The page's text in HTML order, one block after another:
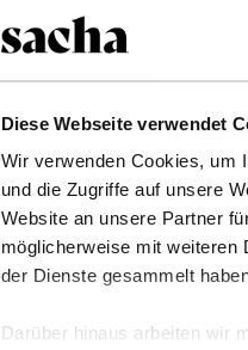
Diese Webseite verwendet
Wir verwenden Cookies, um
und die Zugriffe auf unsere
Website an unsere Partner
möglicherweise mit weiteren
der Dienste gesammelt
Darüber hinaus arbeiten wir